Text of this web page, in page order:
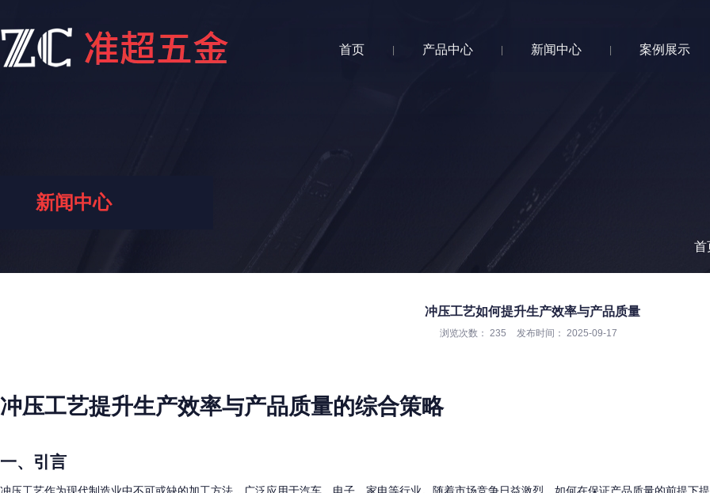
首页 | 产品中心 | 新闻中心 | 案例展示
新闻中心
冲压工艺如何提升生产效率与产品质量
浏览次数： 235 发布时间： 2025-09-17
冲压工艺提升生产效率与产品质量的综合策略
一、引言